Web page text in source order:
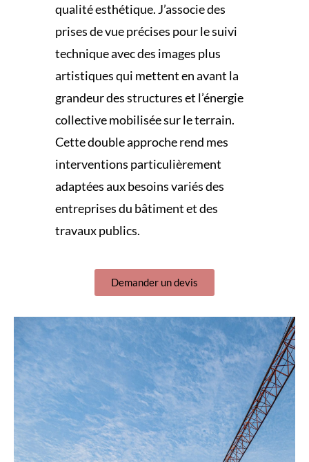
qualité esthétique. J’associe des
prises de vue précises pour le suivi
technique avec des images plus
artistiques qui mettent en avant la
grandeur des structures et l’énergie
collective mobilisée sur le terrain.
Cette double approche rend mes
interventions particulièrement
adaptées aux besoins variés des
entreprises du bâtiment et des
travaux publics.
Demander un devis